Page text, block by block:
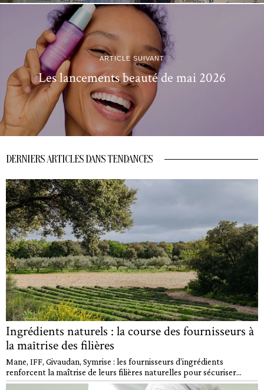
ARTICLE SUIVANT
Les lancements beauté de mai 2026
DERNIERS ARTICLES DANS TENDANCES
Ingrédients naturels : la course des fournisseurs à
la maîtrise des filières
Mane, IFF, Givaudan, Symrise : les fournisseurs d’ingrédients
renforcent la maîtrise de leurs filières naturelles pour sécuriser...